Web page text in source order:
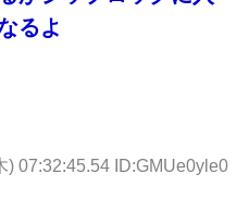
るよ
) 07:32:45.54 ID:GMUe0yle0